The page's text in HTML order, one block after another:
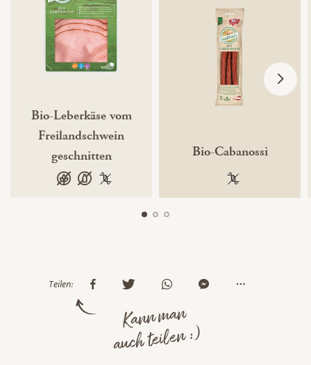
Bio-Leberkäse vom
Freilandschwein
geschnitten
glutenfrei
laktosefrei100 % gentechnikfrei
Bio-Cabanossi
100 %
Teilen:
Kann man
auch teilen :)